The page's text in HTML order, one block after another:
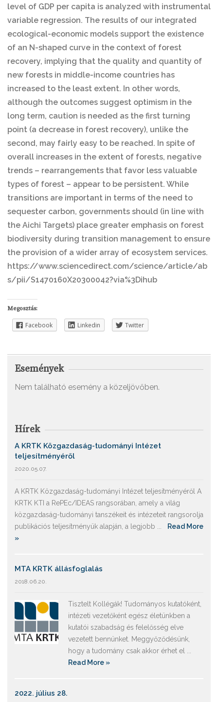
level of GDP per capita is analyzed with instrumental
variable regression. The results of our integrated
ecological-economic models support the existence
of an N-shaped curve in the context of forest
recovery, implying that the quality and quantity of
new forests in middle-income countries has
increased to the least extent. In other words,
although the outcomes suggest optimism in the
long term, caution is needed as the first turning
point (a decrease in forest recovery), unlike the
second, may fairly easy to be reached. In spite of
overall increases in the extent of forests, negative
trends – rearrangements that favor less valuable
types of forest – appear to be persistent. While
transitions are important in terms of the need to
sequester carbon, governments should (in line with
the Aichi Targets) place greater emphasis on forest
biodiversity during transition management to ensure
the provision of a wider array of ecosystem services.
https://www.sciencedirect.com/science/article/ab
s/pii/S1470160X20300042?via%3Dihub
Megosztás:
Facebook Linkedin Twitter
Események
Nem található esemény a közeljövőben.
Hírek
A KRTK Közgazdaság-tudományi Intézet
teljesítményéről
2020.05.07.
A KRTK Közgazdaság-tudományi Intézet teljesítményéről A
KRTK KTI a RePEc/IDEAS rangsorában, amely a világ
közgazdaság-tudományi tanszékeit és intézeteit rangsorolja
publikációs teljesítményük alapján, a legjobb ...
Read More
»
MTA KRTK állásfoglalás
2018.06.20.
Tisztelt Kollégák! Tudományos kutatóként,
intézeti vezetőként egész életünkben a
kutatói szabadság és felelősség elve
vezetett bennünket. Meggyőződésünk,
hogy a tudomány csak akkor érhet el ...
Read More »
2022. július 28.